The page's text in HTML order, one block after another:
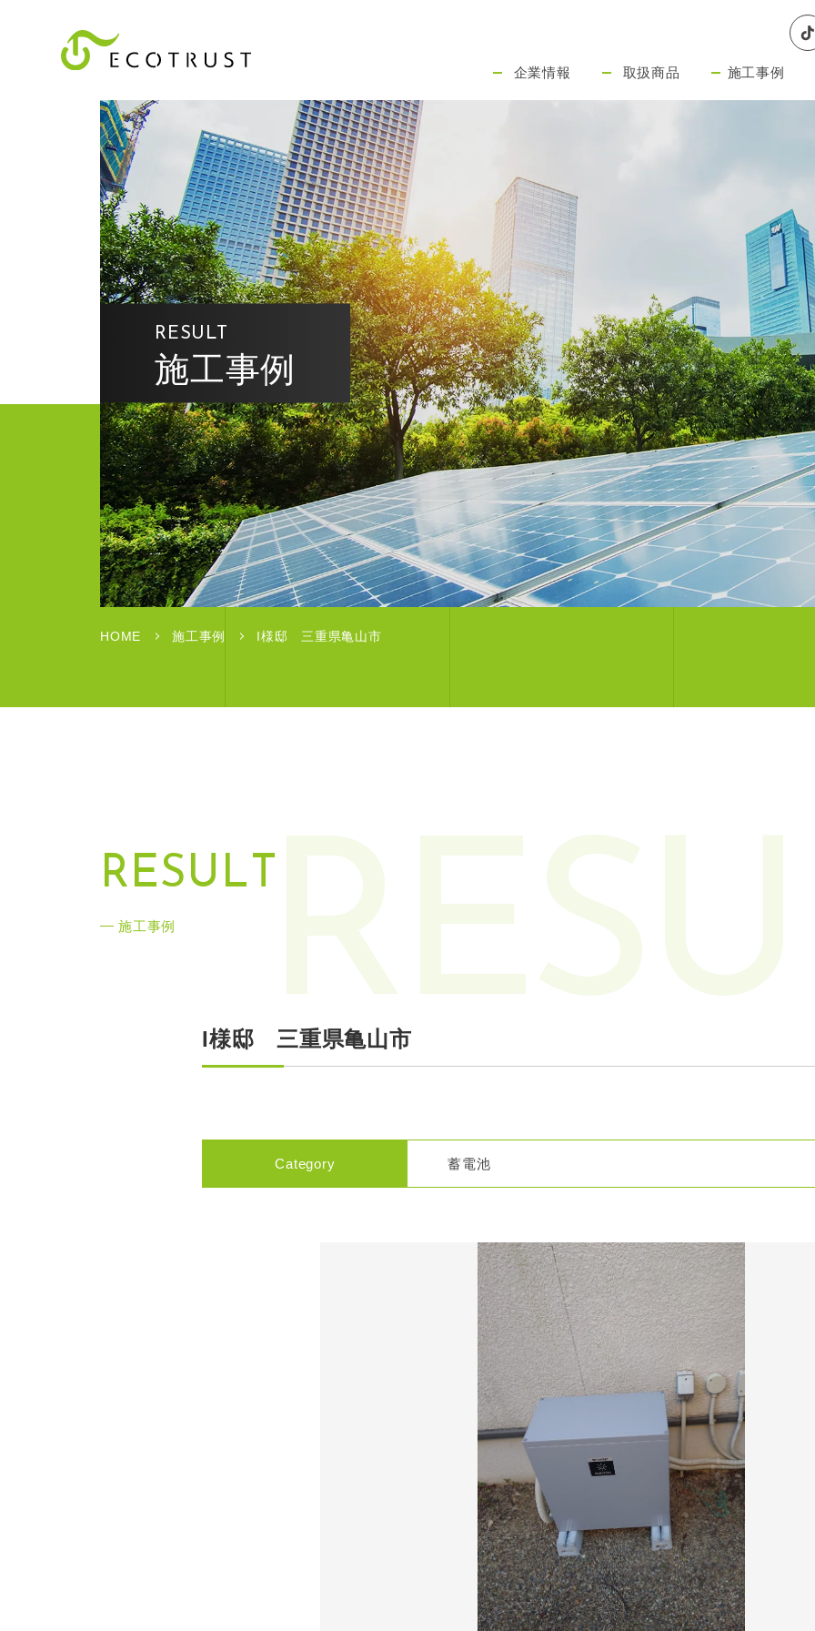
企業情報 取扱商品 施工事例
RESULT
施工事例
HOME 施工事例 I様邸 三重県亀山市
RESU L T
施工事例
I様邸 三重県亀山市
Category 蓄電池